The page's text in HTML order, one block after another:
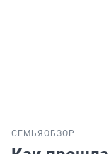
СЕМЬЯ ОБЗОР